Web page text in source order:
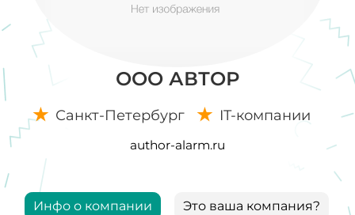
ООО АВТОР
Санкт-Петербург IT-компании
author-alarm.ru
Инфо о компании Это ваша компания?